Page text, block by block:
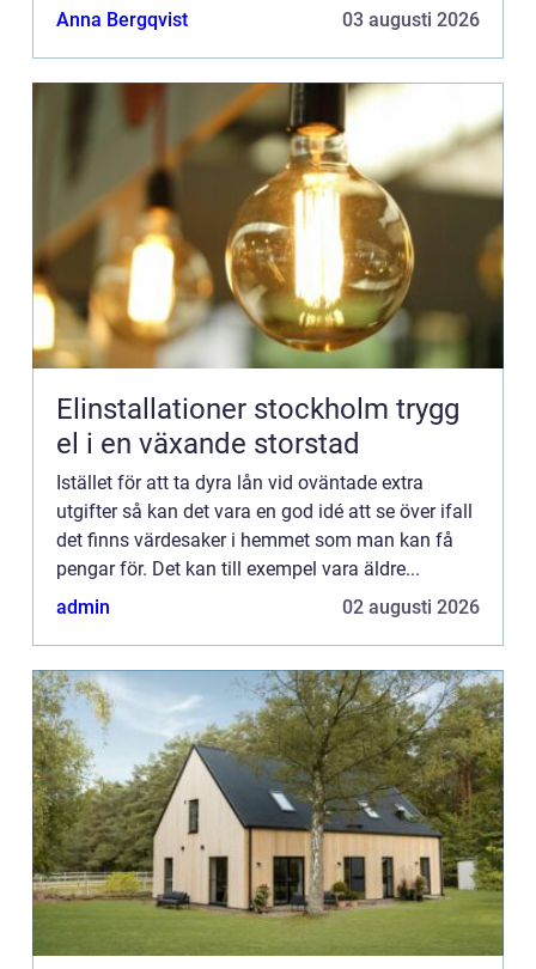
Anna Bergqvist 03 augusti 2026
Elinstallationer stockholm trygg
el i en växande storstad
Istället för att ta dyra lån vid oväntade extra
utgifter så kan det vara en god idé att se över ifall
det finns värdesaker i hemmet som man kan få
pengar för. Det kan till exempel vara äldre...
admin
02 augusti 2026